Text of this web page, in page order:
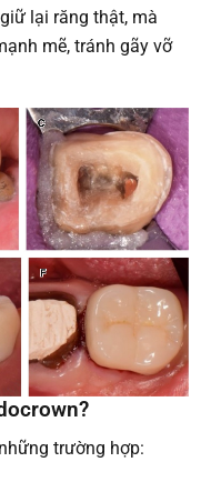
lại răng thật, mà
mẽ, tránh gãy vỡ
trường hợp: